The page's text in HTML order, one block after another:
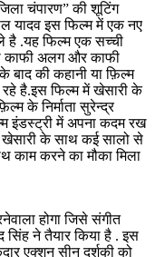
चंपारण” की शूटिंग
यादव इस फिल्म में एक नए
है .यह फिल्म एक सच्ची
काफी अलग और काफी
की कहानी या फ़िल्म
है.इस फिल्म में खेसारी के
के निर्माता सुरेन्द्र
इंडस्ट्री में अपना कदम रख
खेसारी के साथ कई सालो से
काम करने का मौका मिला
होगा जिसे संगीत
ने तैयार किया है . इस
एक्शन सीन दर्शकी को